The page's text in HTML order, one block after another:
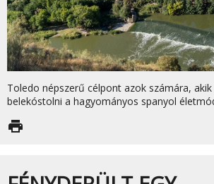
Toledo népszerű célpont azok számára,
belekóstolni a hagyományos spanyol
print